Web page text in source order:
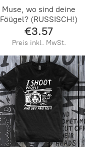
Muse, wo sind deine
Föügel? (RUSSISCH!)
€3.57
Preis inkl. MwSt.